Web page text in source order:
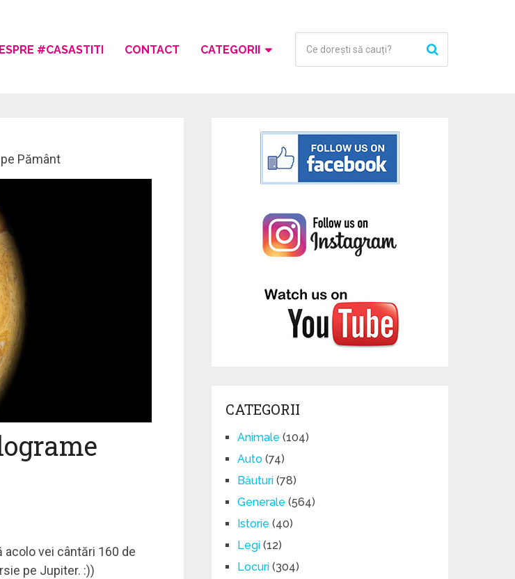
#CASASTITI CONTACT CATEGORII
Pământ
acolo vei cântări 160 de
pe Jupiter. :))
CATEGORII
Animale (104)
Auto (74)
Băuturi (78)
Generale (564)
Istorie (40)
Legi (12)
Locuri (304)